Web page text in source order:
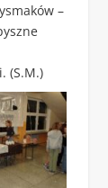
–
(S.M.)